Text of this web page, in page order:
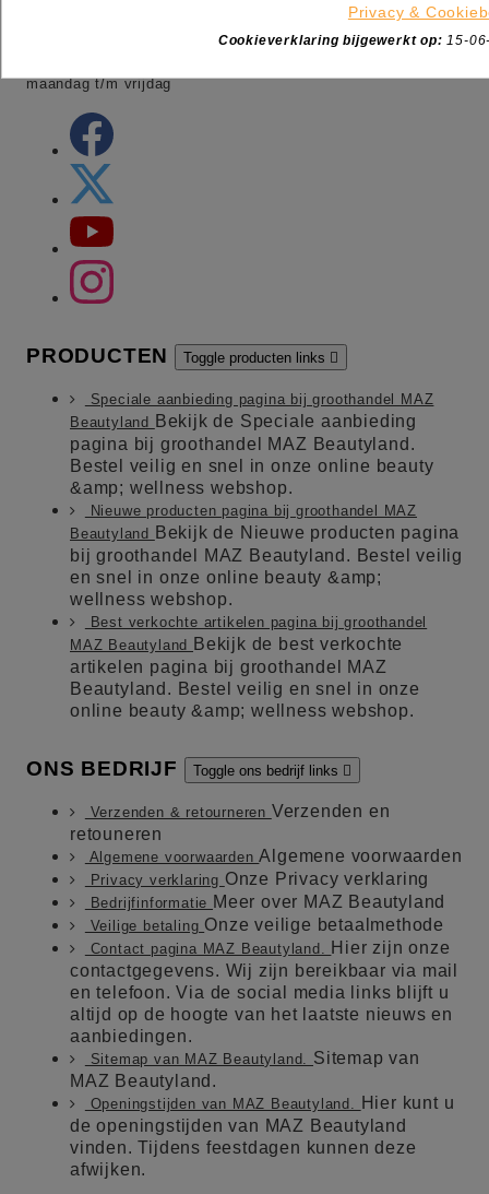
maandag t/m vrijdag
PRODUCTEN Toggle producten links 
Speciale aanbieding pagina bij groothandel MAZ
Beautyland
Bekijk de Speciale aanbieding
pagina bij groothandel MAZ Beautyland.
Bestel veilig en snel in onze online beauty
&amp; wellness webshop.
Nieuwe producten pagina bij groothandel MAZ
Beautyland
Bekijk de Nieuwe producten pagina
bij groothandel MAZ Beautyland. Bestel veilig
en snel in onze online beauty &amp;
wellness webshop.
Best verkochte artikelen pagina bij groothandel
MAZ Beautyland
Bekijk de best verkochte
artikelen pagina bij groothandel MAZ
Beautyland. Bestel veilig en snel in onze
online beauty &amp; wellness webshop.
ONS BEDRIJF Toggle ons bedrijf links 
Verzenden & retourneren Verzenden en
retouneren
Algemene voorwaardenAlgemene voorwaarden
Privacy verklaring Onze Privacy verklaring
Bedrijfinformatie Meer over MAZ Beautyland
Veilige betaling Onze veilige betaalmethode
Contact pagina MAZ Beautyland.
Hier zijn onze
contactgegevens. Wij zijn bereikbaar via mail
en telefoon. Via de social media links blijft u
altijd op de hoogte van het laatste nieuws en
aanbiedingen.
Sitemap van MAZ Beautyland. Sitemap van
MAZ Beautyland.
Openingstijden van MAZ Beautyland.
Hier kunt u
de openingstijden van MAZ Beautyland
vinden. Tijdens feestdagen kunnen deze
afwijken.
Privacy &
Cookieverklaring bijgewerkt op: 15-